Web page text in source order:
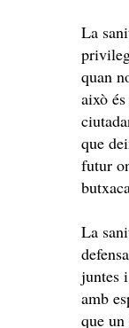
La
quan
això
que
futur
La
juntes
amb
que